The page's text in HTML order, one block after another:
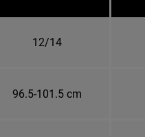
12/14
96.5-101.5 cm